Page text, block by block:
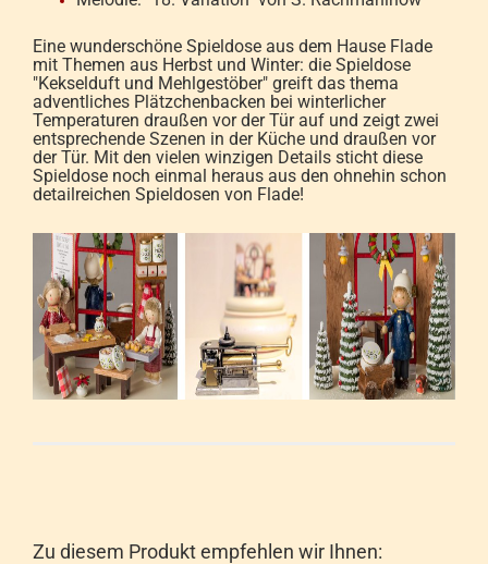
Eine wunderschöne Spieldose aus dem Hause Flade
mit Themen aus Herbst und Winter: die Spieldose
"Kekselduft und Mehlgestöber" greift das thema
adventliches Plätzchenbacken bei winterlicher
Temperaturen draußen vor der Tür auf und zeigt zwei
entsprechende Szenen in der Küche und draußen vor
der Tür. Mit den vielen winzigen Details sticht diese
Spieldose noch einmal heraus aus den ohnehin schon
detailreichen Spieldosen von Flade!
Zu diesem Produkt empfehlen wir Ihnen: